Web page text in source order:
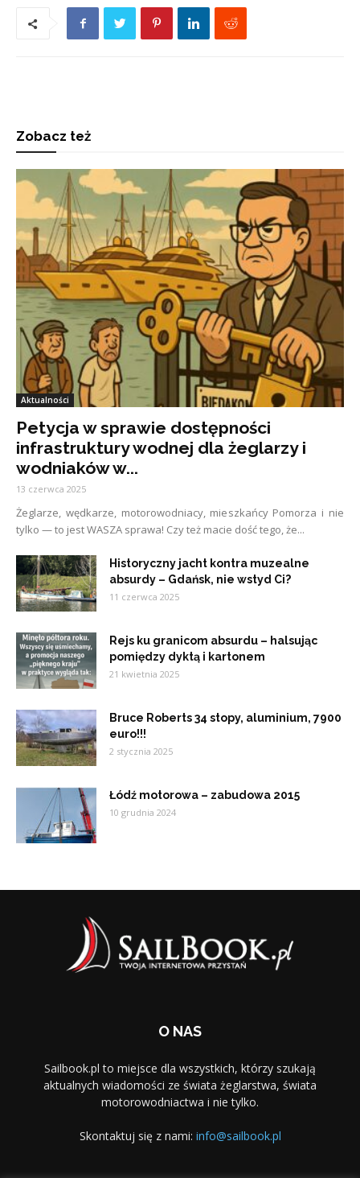
Zobacz też
Aktualności
Petycja w sprawie dostępności
infrastruktury wodnej dla żeglarzy i
wodniaków w...
13 czerwca 2025
Żeglarze, wędkarze, motorowodniacy, mieszkańcy Pomorza i nie
tylko — to jest WASZA sprawa! Czy też macie dość tego, że...
Historyczny jacht kontra muzealne
absurdy – Gdańsk, nie wstyd Ci?
11 czerwca 2025
Rejs ku granicom absurdu – halsując
pomiędzy dyktą i kartonem
21 kwietnia 2025
Bruce Roberts 34 stopy, aluminium, 7900
euro!!!
2 stycznia 2025
Łódź motorowa – zabudowa 2015
10 grudnia 2024
O NAS
Sailbook.pl to miejsce dla wszystkich, którzy szukają
aktualnych wiadomości ze świata żeglarstwa, świata
motorowodniactwa i nie tylko.
Skontaktuj się z nami: info@sailbook.pl